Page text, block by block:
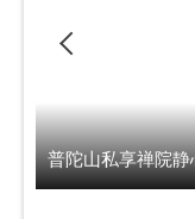
普陀山私享禅院静